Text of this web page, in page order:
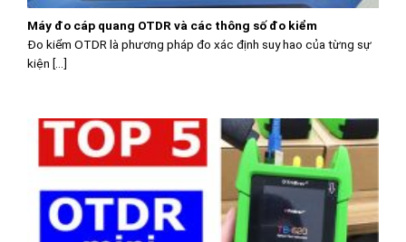
Máy đo cáp quang OTDR và các thông số đo kiểm
Đo kiểm OTDR là phương pháp đo xác định suy hao của từng sự
kiện [...]